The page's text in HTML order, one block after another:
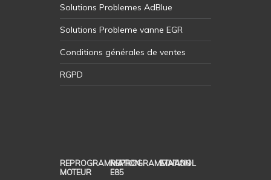
Solutions Problemes AdBlue
Solutions Probleme vanne EGR
Conditions générales de ventes
RGPD
REPROGRAMMATION
MOTEUR
REPROGRAMMATION
E85
ETHANOL